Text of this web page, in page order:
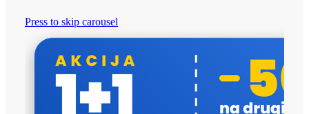
Press to skip carousel